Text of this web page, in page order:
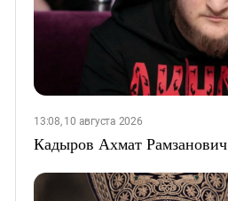
13:08, 10 августа 2026
Кадыров Ахмат Рамзанович